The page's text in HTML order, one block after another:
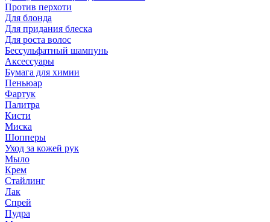
Против перхоти
Для блонда
Для придания блеска
Для роста волос
Бессульфатный шампунь
Аксессуары
Бумага для химии
Пеньюар
Фартук
Палитра
Кисти
Миска
Шопперы
Уход за кожей рук
Мыло
Крем
Стайлинг
Лак
Спрей
Пудра